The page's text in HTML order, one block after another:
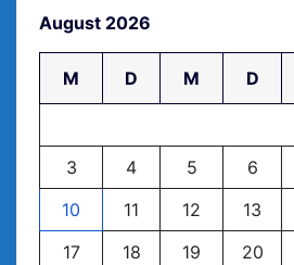
August 2026
M D M D
3
4 5 6
10
11 12 13
17
18 19 20